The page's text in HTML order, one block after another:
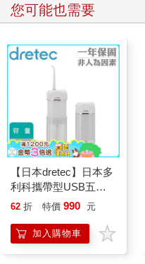
您可能也需要
【日本dretec】日本多
利科攜帶型USB五段
式電動沖牙機-白
62 折 特價 990 元
加入購物車